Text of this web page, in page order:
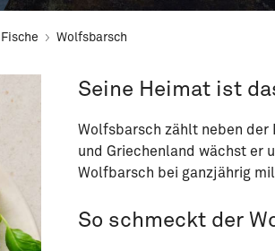
Fische Wolfsbarsch
Seine Heimat ist
Wolfsbarsch zählt neben der
und Griechenland wächst er
Wolfbarsch bei ganzjährig
So schmeckt der